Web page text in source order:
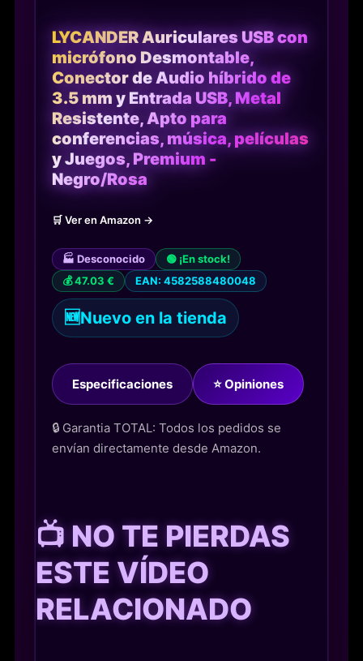
LYCANDER Auriculares USB con
micrófono Desmontable,
Conector de Audio híbrido de
3.5 mm y Entrada USB, Metal
Resistente, Apto para
conferencias, música, películas
y Juegos, Premium -
Negro/Rosa
🛒 Ver en Amazon →
🏭 Desconocido
🟢 ¡En stock!
💰 47.03 €
EAN: 4582588480048
🆕Nuevo en la tienda
Especificaciones ⭐ Opiniones
🔒 Garantia TOTAL: Todos los pedidos se
envían directamente desde Amazon.
📺 NO TE PIERDAS
ESTE VÍDEO
RELACIONADO